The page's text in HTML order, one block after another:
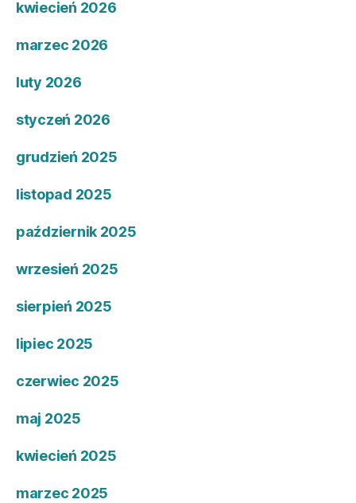
kwiecień 2026
marzec 2026
luty 2026
styczeń 2026
grudzień 2025
listopad 2025
październik 2025
wrzesień 2025
sierpień 2025
lipiec 2025
czerwiec 2025
maj 2025
kwiecień 2025
marzec 2025